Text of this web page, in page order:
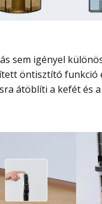
öntisztító funkció
átöblíti a kefét és